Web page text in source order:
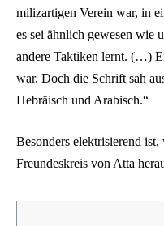
milizartigen Verein war, in
es sei ähnlich gewesen wie
andere Taktiken lernt. (…)
war. Doch die Schrift sah
Hebräisch und Arabisch.“
Besonders elektrisierend
Freundeskreis von Atta